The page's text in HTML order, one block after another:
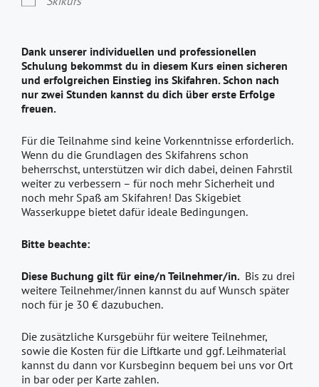
Dank unserer individuellen und professionellen
Schulung bekommst du in diesem Kurs einen sicheren
und erfolgreichen Einstieg ins Skifahren. Schon nach
nur zwei Stunden kannst du dich über erste Erfolge
freuen.
Für die Teilnahme sind keine Vorkenntnisse erforderlich.
Wenn du die Grundlagen des Skifahrens schon
beherrschst, unterstützen wir dich dabei, deinen Fahrstil
weiter zu verbessern – für noch mehr Sicherheit und
noch mehr Spaß am Skifahren! Das Skigebiet
Wasserkuppe bietet dafür ideale Bedingungen.
Bitte beachte:
Diese Buchung gilt für eine/n Teilnehmer/in. Bis zu drei
weitere Teilnehmer/innen kannst du auf Wunsch später
noch für je 30 € dazubuchen.
Die zusätzliche Kursgebühr für weitere Teilnehmer,
sowie die Kosten für die Liftkarte und ggf. Leihmaterial
kannst du dann vor Kursbeginn bequem bei uns vor Ort
in bar oder per Karte zahlen.